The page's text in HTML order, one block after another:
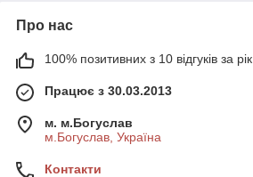
Про нас
100% позитивних з 10 відгуків за рік
Працює з 30.03.2013
м. м.Богуслав
м.Богуслав, Україна
Контакти